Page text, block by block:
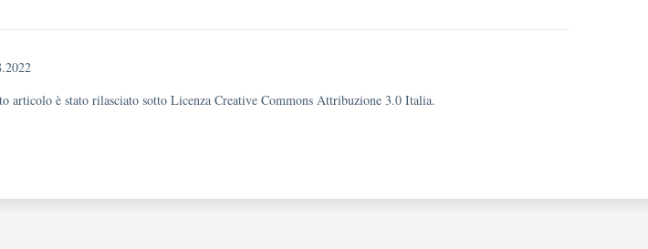
articolo è stato rilasciato sotto Licenza Creative Commons Attribuzione 3.0 Italia.